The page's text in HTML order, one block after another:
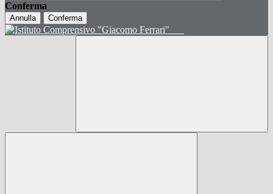
Conferma
Annulla Conferma